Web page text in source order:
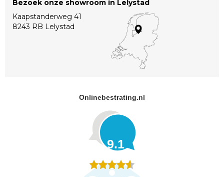
Bezoek onze showroom in Lelystad
Kaapstanderweg 41
8243 RB Lelystad
Onlinebestrating.nl
9.1